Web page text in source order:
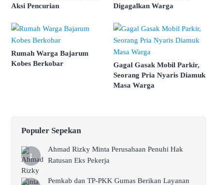
Aksi Pencurian
Digagalkan Warga
Rumah Warga Bajarum
Kobes Berkobar
Gagal Gasak Mobil Parkir,
Seorang Pria Nyaris Diamuk
Masa Warga
Populer Sepekan
Ahmad Rizky Minta Perusahaan Penuhi Hak
Ratusan Eks Pekerja
Pemkab dan TP-PKK Gumas Berikan Layanan